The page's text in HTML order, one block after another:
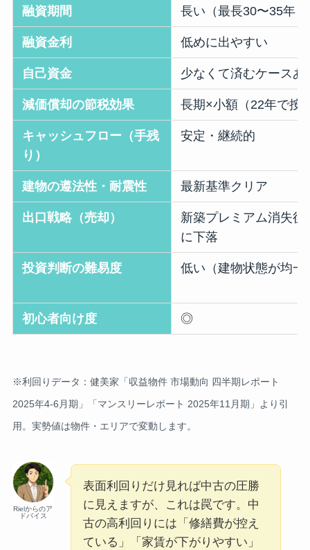
融資期間 長い（最長30〜35年）
融資金利 低めに出やすい
自己資金 少なくて済むケースあ
減価償却の節税効果 長期×小額（22年で按
キャッシュフロー（手残
り）
安定・継続的
建物の遵法性・耐震性 最新基準クリア
出口戦略（売却）
新築プレミアム消失後
に下落
投資判断の難易度 低い（建物状態が均一
初心者向け度 ◎
※利回りデータ：健美家「収益物件 市場動向 四半期レポート
2025年4-6月期」「マンスリーレポート 2025年11月期」より引
用。実勢値は物件・エリアで変動します。
Rielからのア
ドバイス
表面利回りだけ見れば中古の圧勝
に見えますが、これは罠です。中
古の高利回りには「修繕費が控え
ている」「家賃が下がりやすい」